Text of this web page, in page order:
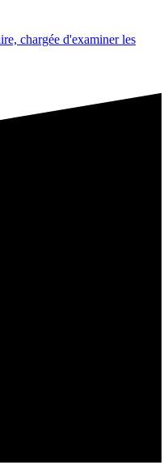
chargée d'examiner les